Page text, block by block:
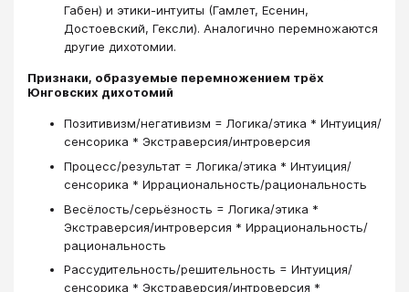
Габен) и этики-интуиты (Гамлет, Есенин,
Достоевский, Гексли). Аналогично перемножаются
другие дихотомии.
Признаки, образуемые перемножением трёх
Юнговских дихотомий
Позитивизм/негативизм = Логика/этика * Интуиция/
сенсорика * Экстраверсия/интроверсия
Процесс/результат = Логика/этика * Интуиция/
сенсорика * Иррациональность/рациональность
Весёлость/серьёзность = Логика/этика *
Экстраверсия/интроверсия * Иррациональность/
рациональность
Рассудительность/решительность = Интуиция/
сенсорика * Экстраверсия/интроверсия *